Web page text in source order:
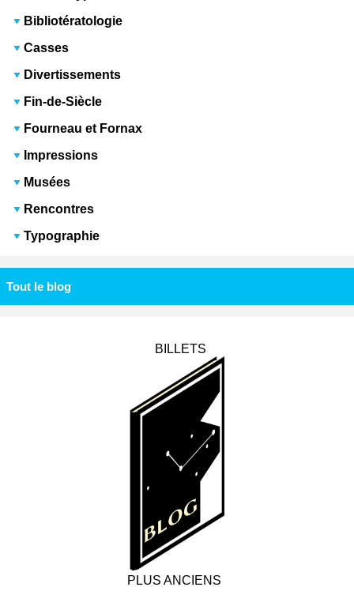
Bibliotératologie
Casses
Divertissements
Fin-de-Siècle
Fourneau et Fornax
Impressions
Musées
Rencontres
Typographie
Tout le blog
BILLETS
PLUS ANCIENS